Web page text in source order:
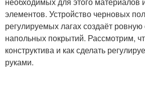
элементов. Устройство черновых
регулируемых лагах создаёт
напольных покрытий. Рассмотрим,
конструктива и как сделать
руками.